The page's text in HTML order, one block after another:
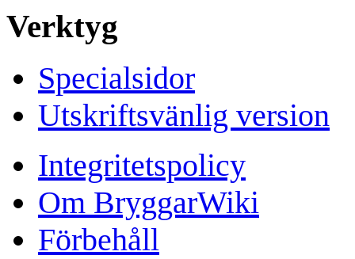
Verktyg
Specialsidor
Utskriftsvänlig version
Integritetspolicy
Om BryggarWiki
Förbehåll